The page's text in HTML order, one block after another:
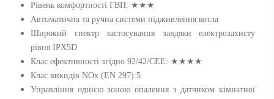
Рівень комфортності ГВП: ★★★
Автоматична та ручна системи підживлення котла
Широкий спектр застосування завдяки електрозахисту
рівня IPX5D
Клас ефективності згідно 92/42/CEE: ★★★★
Клас викидів NOx (EN 297):5
Управління однією зоною опалення з датчиком кімнатної